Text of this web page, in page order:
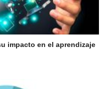
impacto en el aprendizaje